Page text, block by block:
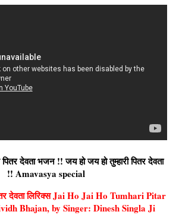
देवता भजन !! जय हो जय हो तुम्हारी पितर देवता
!! Amavasya special
देवता लिरिक्स Jai Ho Jai Ho Tumhari Pitar
Bhajan, by Singer: Dinesh Singla Ji